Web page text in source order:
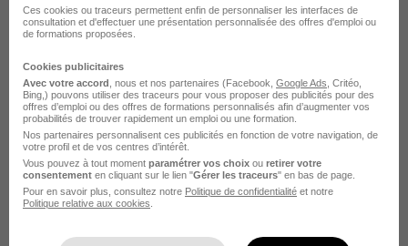
Alternance - Exploitant Transport H/F
ISTELI
Jarville-la-Malgrange - 54
Alternance
504,10 - 1 867,02 € / mois
Ces cookies ou traceurs permettent enfin de personnaliser les interfaces de
consultation et d'effectuer une présentation personnalisée des offres d'emploi ou
de formations proposées.
Cookies publicitaires
Avec votre accord , nous et nos partenaires (Facebook, Google Ads , Critéo,
Bing,) pouvons utiliser des traceurs pour vous proposer des publicités pour des
offres d’emploi ou des offres de formations personnalisés afin d’augmenter vos
probabilités de trouver rapidement un emploi ou une formation.
Nos partenaires personnalisent ces publicités en fonction de votre navigation, de
votre profil et de vos centres d’intérêt.
Vous pouvez à tout moment paramétrer vos choix ou retirer votre
consentement en cliquant sur le lien "Gérer les traceurs" en bas de page.
Pour en savoir plus, consultez notre Politique de confidentialité et notre
Politique relative aux cookies